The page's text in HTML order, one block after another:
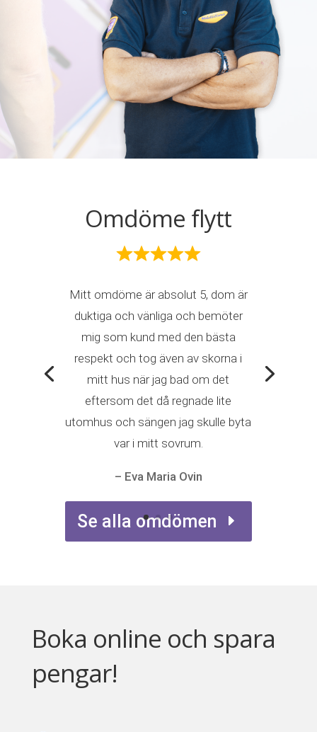
Omdöme flytt
Mitt omdöme är absolut 5, dom är
duktiga och vänliga och bemöter
mig som kund med den bästa
respekt och tog även av skorna i
mitt hus när jag bad om det
eftersom det då regnade lite
utomhus och sängen jag skulle byta
var i mitt sovrum.
– Eva Maria Ovin
Se alla omdömen
Boka online och spara
pengar!